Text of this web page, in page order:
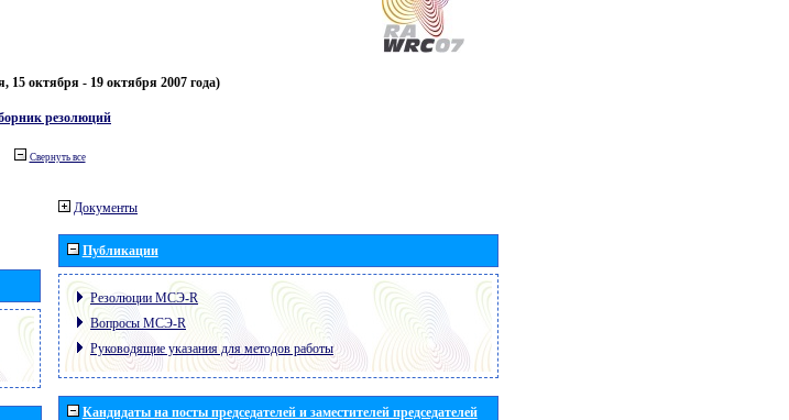
октября - 19 октября 2007 года)
резолюций
Свернуть все
Документы
Публикации
Резолюции МСЭ-R
Вопросы МСЭ-R
Руководящие указания для методов работы
Кандидаты на посты председателей и заместителей председателей